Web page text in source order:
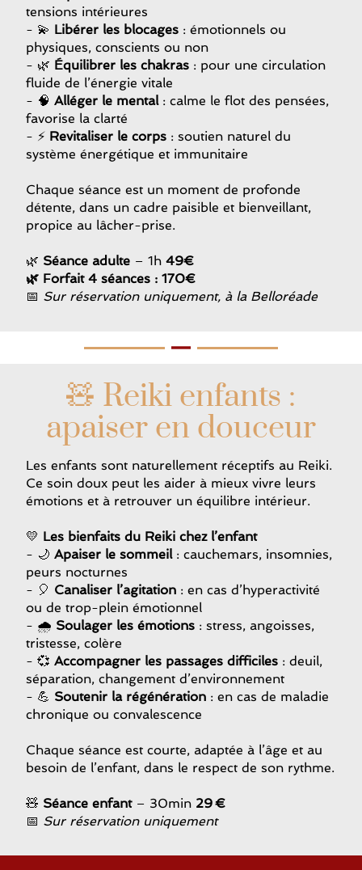
tensions intérieures
- 💫 Libérer les blocages : émotionnels ou
physiques, conscients ou non
- 🌿 Équilibrer les chakras : pour une circulation
fluide de l’énergie vitale
- 🧠 Alléger le mental: calme le flot des pensées,
favorise la clarté
- ⚡ Revitaliser le corps : soutien naturel du
système énergétique et immunitaire
Chaque séance est un moment de profonde
détente, dans un cadre paisible et bienveillant,
propice au lâcher-prise.
🌿 Séance adulte – 1h 49€
🌿 Forfait 4 séances : 170€
📅 Sur réservation uniquement, à la Belloréade
🧸 Reiki enfants :
apaiser en douceur
Les enfants sont naturellement réceptifs au Reiki.
Ce soin doux peut les aider à mieux vivre leurs
émotions et à retrouver un équilibre intérieur.
💛 Les bienfaits du Reiki chez l’enfant
- 🌙 Apaiser le sommeil : cauchemars, insomnies,
peurs nocturnes
- 🎈 Canaliser l’agitation : en cas d’hyperactivité
ou de trop-plein émotionnel
- 🌧 Soulager les émotions : stress, angoisses,
tristesse, colère
- 💞 Accompagner les passages difficiles : deuil,
séparation, changement d’environnement
- 💪 Soutenir la régénération : en cas de maladie
chronique ou convalescence
Chaque séance est courte, adaptée à l’âge et au
besoin de l’enfant, dans le respect de son rythme.
🧸 Séance enfant– 30min 29 €
📅 Sur réservation uniquement